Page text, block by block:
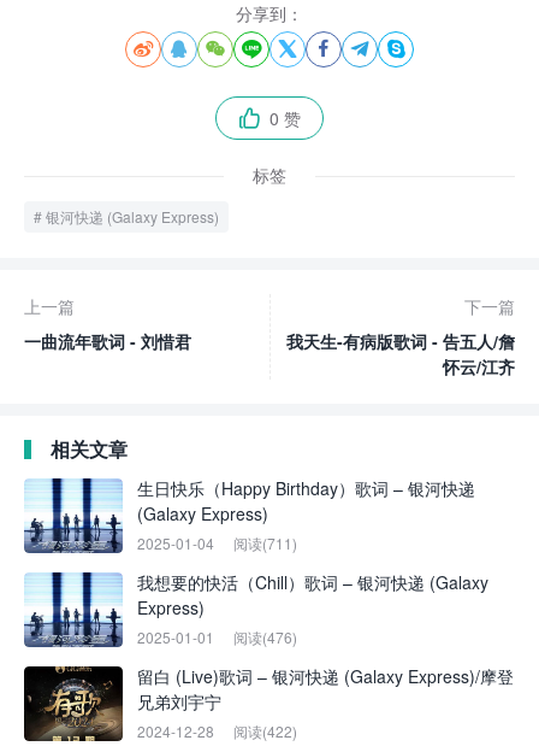
分享到：
       
 0 赞
标签
银河快递 (Galaxy Express)
上一篇
一曲流年歌词 - 刘惜君
下一篇
我天生-有病版歌词 - 告五人/詹
怀云/江齐
相关文章
生日快乐（Happy Birthday）歌词 – 银河快递
(Galaxy Express)
2025-01-04 阅读(711)
我想要的快活（Chill）歌词 – 银河快递 (Galaxy
Express)
2025-01-01 阅读(476)
留白 (Live)歌词 – 银河快递 (Galaxy Express)/摩登
兄弟刘宇宁
2024-12-28 阅读(422)